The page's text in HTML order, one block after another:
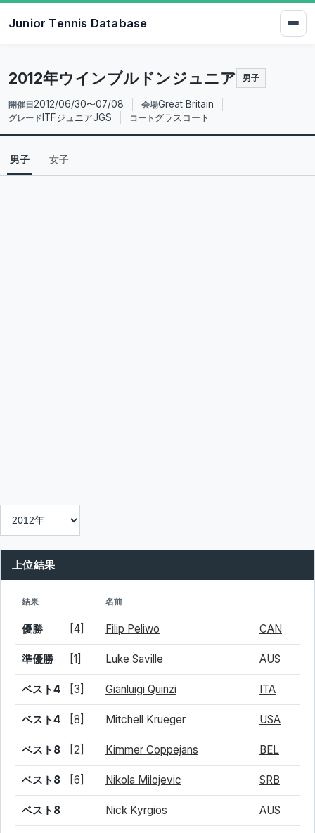
Junior Tennis Database
2012年ウインブルドンジュニア 男子
開催日 2012/06/30〜07/08 会場Great Britain
グレード ITFジュニアJGS コート グラスコート
男子 女子
上位結果
結果 名前
優勝 [4] Filip Peliwo CAN
準優勝 [1] Luke Saville AUS
ベスト4 [3] Gianluigi Quinzi ITA
ベスト4 [8] Mitchell Krueger USA
ベスト8 [2] Kimmer Coppejans BEL
ベスト8 [6] Nikola Milojevic SRB
ベスト8 Nick Kyrgios AUS